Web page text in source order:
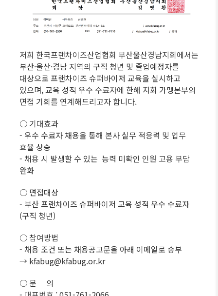
저희 한국프랜차이즈산업협회 부산울산경남지회에서는
부산·울산·경남 지역의 구직 청년 및 졸업예정자를
대상으로 프랜차이즈 슈퍼바이저 교육을 실시하고
있으며, 교육 성적 우수 수료자에 한해 지회 가맹본부의
면접 기회를 연계해드리고자 합니다.
○ 기대효과
- 우수 수료자 채용을 통해 본사 실무 적응력 및 업무
효율 상승
- 채용 시 발생할 수 있는 능력 미확인 인원 고용 부담
완화
○ 면접대상
- 부산 프랜차이즈 슈퍼바이저 교육 성적 우수 수료자
(구직 청년)
○ 참여방법
- 채용 조건 또는 채용공고문을 아래 이메일로 송부
→ kfabug@kfabug.or.kr
○ 문 의